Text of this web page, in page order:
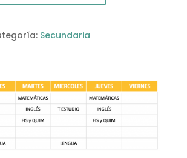
Secundaria